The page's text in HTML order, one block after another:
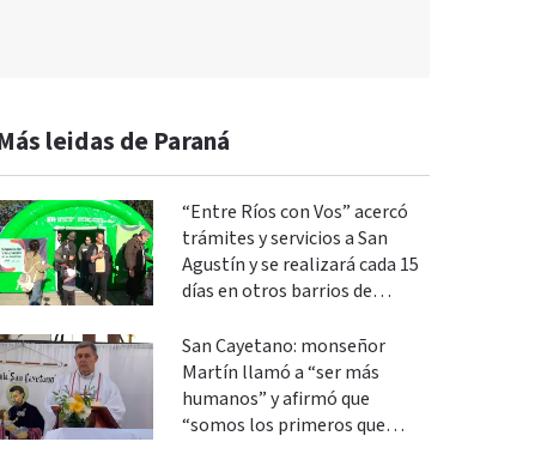
leidas de Paraná
“Entre Ríos con Vos” acercó
trámites y servicios a San
Agustín y se realizará cada 15
días en otros barrios de
San Cayetano: monseñor
Martín llamó a “ser más
humanos” y afirmó que
“somos los primeros que